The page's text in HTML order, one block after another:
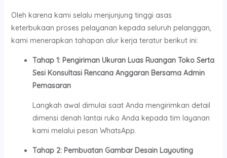
Oleh karena kami selalu menjunjung tinggi asas
keterbukaan proses pelayanan kepada seluruh pelanggan,
kami menerapkan tahapan alur kerja teratur berikut ini:
Tahap 1: Pengiriman Ukuran Luas Ruangan Toko Serta
Sesi Konsultasi Rencana Anggaran Bersama Admin
Pemasaran
Langkah awal dimulai saat Anda mengirimkan detail
dimensi denah lantai ruko Anda kepada tim layanan
kami melalui pesan WhatsApp.
Tahap 2: Pembuatan Gambar Desain Layouting